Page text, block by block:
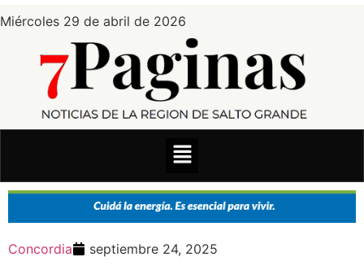
Miércoles 29 de abril de 2026
Concordia septiembre 24, 2025